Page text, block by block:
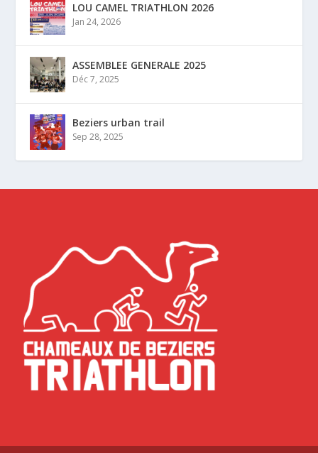
LOU CAMEL TRIATHLON 2026
Jan 24, 2026
ASSEMBLEE GENERALE 2025
Déc 7, 2025
Beziers urban trail
Sep 28, 2025